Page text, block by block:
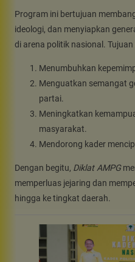
Program ini bertujuan
ideologi, dan menyiapkan
di arena politik nasional.
Menumbuhkan
Menguatkan semangat
partai.
Meningkatkan
masyarakat.
Mendorong kader
Dengan begitu, Diklat AMPG
memperluas jejaring dan
hingga ke tingkat daerah.